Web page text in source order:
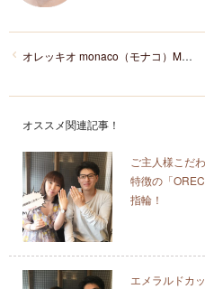
オレッキオ monaco（モナコ）ME-1008
オススメ関連記事！
ご主人様こだ
特徴の「
指輪！
エメラルドカ